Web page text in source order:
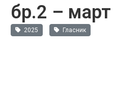
бр.2 –
2025 Гласник